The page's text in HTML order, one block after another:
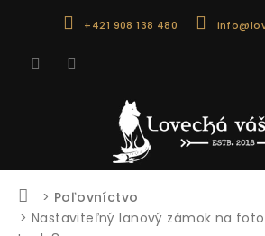
+421 908 138 480
Domov
Poľovníctvo
Nastaviteľný lanový zámok na